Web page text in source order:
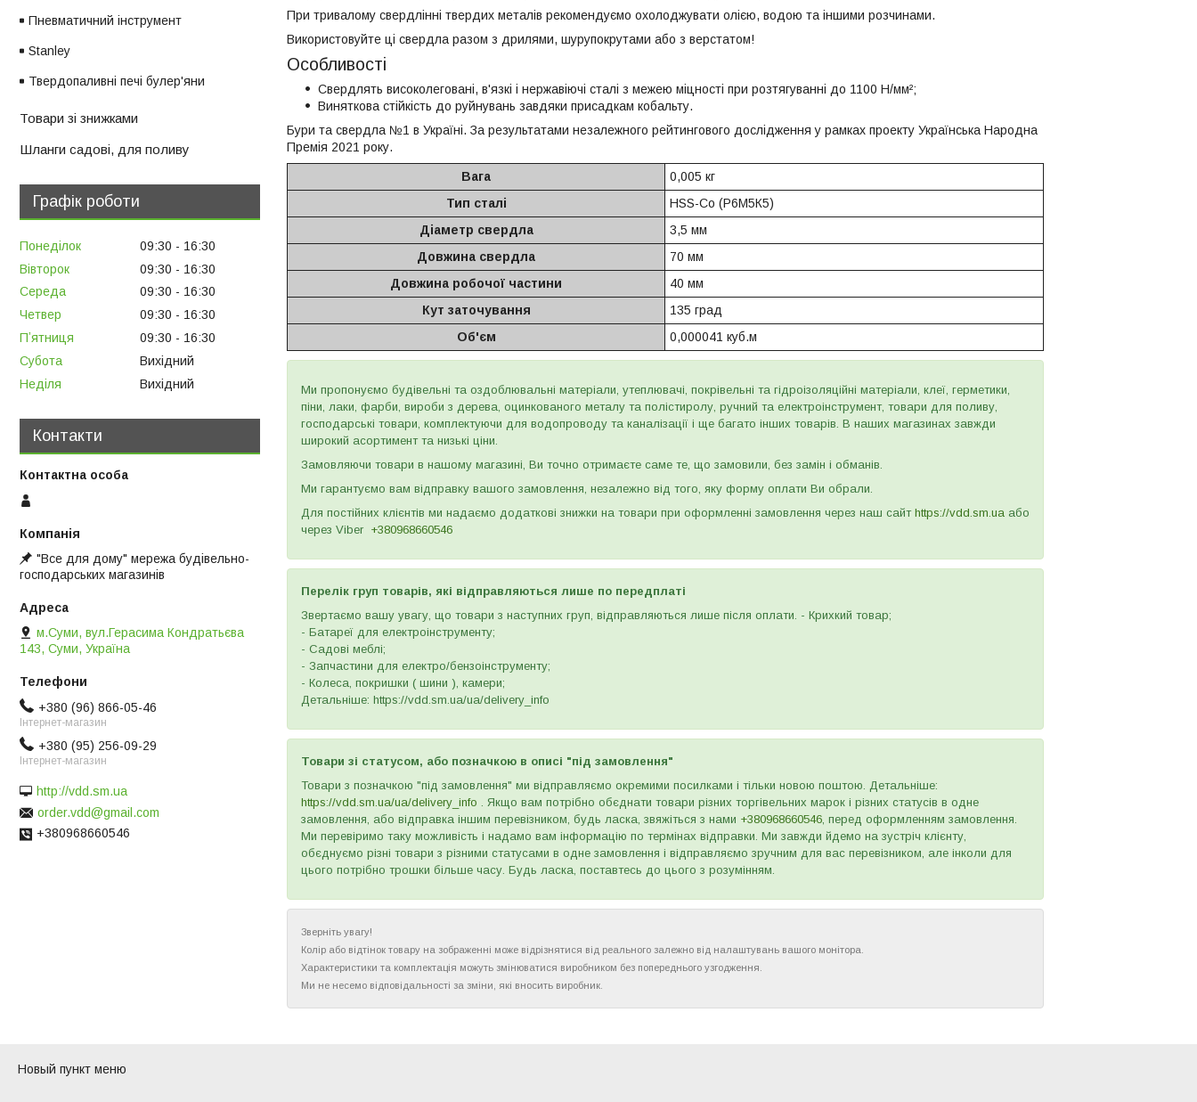
При тривалому свердлінні твердих металів рекомендуємо охолоджувати олією, водою та іншими розчинами.
Використовуйте ці свердла разом з дрилями, шурупокрутами або з верстатом!
Особливості
Свердлять високолеговані, в'язкі і нержавіючі сталі з межею міцності при розтягуванні до 1100 Н/мм²;
Виняткова стійкість до руйнувань завдяки присадкам кобальту.
Бури та свердла №1 в Україні. За результатами незалежного рейтингового дослідження у рамках проекту Українська Народна
Премія 2021 року.
Вага
0,005 кг
Тип сталі
HSS-Co (Р6М5К5)
Діаметр свердла
3,5 мм
Довжина свердла
70 мм
Довжина робочої частини
40 мм
Кут заточування
135 град
Об'єм
0,000041 куб.м
Ми пропонуємо будівельні та оздоблювальні матеріали, утеплювачі, покрівельні та гідроізоляційні матеріали, клеї, герметики,
піни, лаки, фарби, вироби з дерева, оцинкованого металу та полістиролу, ручний та електроінструмент, товари для поливу,
господарські товари, комплектуючи для водопроводу та каналізації і ще багато інших товарів. В наших магазинах завжди
широкий асортимент та низькі ціни.
Замовляючи товари в нашому магазині, Ви точно отримаєте саме те, що замовили, без замін і обманів.
Ми гарантуємо вам відправку вашого замовлення, незалежно від того, яку форму оплати Ви обрали.
Для постійних клієнтів ми надаємо додаткові знижки на товари при оформленні замовлення через наш сайт https://vdd.sm.ua або
через Viber +380968660546
Перелік груп товарів, які відправляються лише по передплаті
Звертаємо вашу увагу, що товари з наступних груп, відправляються лише після оплати. - Крихкий товар;
- Батареї для електроінструменту;
- Садові меблі;
- Запчастини для електро/бензоінструменту;
- Колеса, покришки ( шини ), камери;
Детальніше: https://vdd.sm.ua/ua/delivery_info
Товари зі статусом, або позначкою в описі "під замовлення"
Товари з позначкою "під замовлення" ми відправляємо окремими посилками і тільки новою поштою. Детальніше:
https://vdd.sm.ua/ua/delivery_info . Якщо вам потрібно обєднати товари різних торгівельних марок і різних статусів в одне
замовлення, або відправка іншим перевізником, будь ласка, звяжіться з нами +380968660546, перед оформленням замовлення.
Ми перевіримо таку можливість і надамо вам інформацію по термінах відправки. Ми завжди йдемо на зустріч клієнту,
обєднуємо різні товари з різними статусами в одне замовлення і відправляємо зручним для вас перевізником, але інколи для
цього потрібно трошки більше часу. Будь ласка, поставтесь до цього з розумінням.
Зверніть увагу!
Колір або відтінок товару на зображенні може відрізнятися від реального залежно від налаштувань вашого монітора.
Характеристики та комплектація можуть змінюватися виробником без попереднього узгодження.
Ми не несемо відповідальності за зміни, які вносить виробник.
Пневматичний інструмент
Stanley
Твердопаливні печі булер'яни
Товари зі знижками
Шланги садові, для поливу
Графік роботи
Понеділок 09:30
16:30
Вівторок
09:30
16:30
Середа
09:30
16:30
Четвер
09:30
16:30
Пʼятниця
09:30
16:30
Субота
Вихідний
Неділя
Вихідний
Контакти
"Все для дому" мережа будівельно-
господарських магазинів
м.Суми, вул.Герасима Кондратьєва
143, Суми, Україна
+380 (96) 866-05-46
Інтернет-магазин
+380 (95) 256-09-29
Інтернет-магазин
http://vdd.sm.ua
order.vdd@gmail.com
+380968660546
Новый пункт меню